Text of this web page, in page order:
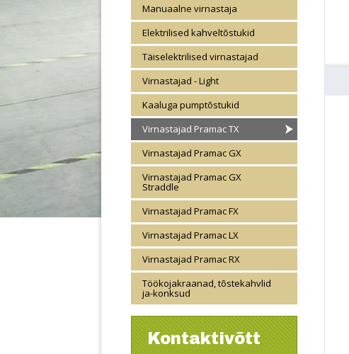
Manuaalne virnastaja
Elektrilised kahveltõstukid
Täiselektrilised virnastajad
Virnastajad - Light
Kaaluga pumptõstukid
Virnastajad Pramac TX
Virnastajad Pramac GX
Virnastajad Pramac GX
Straddle
Virnastajad Pramac FX
Virnastajad Pramac LX
Virnastajad Pramac RX
Töökojakraanad, tõstekahvlid
ja-konksud
Kontaktivõtt